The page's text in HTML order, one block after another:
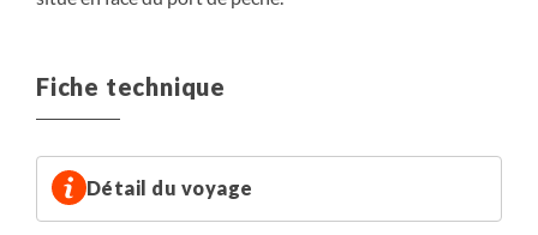
Fiche technique
Détail du voyage